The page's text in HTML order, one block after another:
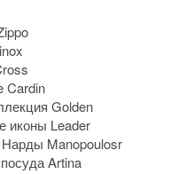
Cardin
Golden
иконы Leader
Manopoulosr
Artina